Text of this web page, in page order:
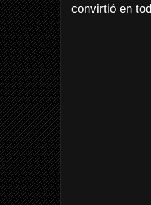
convirtió en